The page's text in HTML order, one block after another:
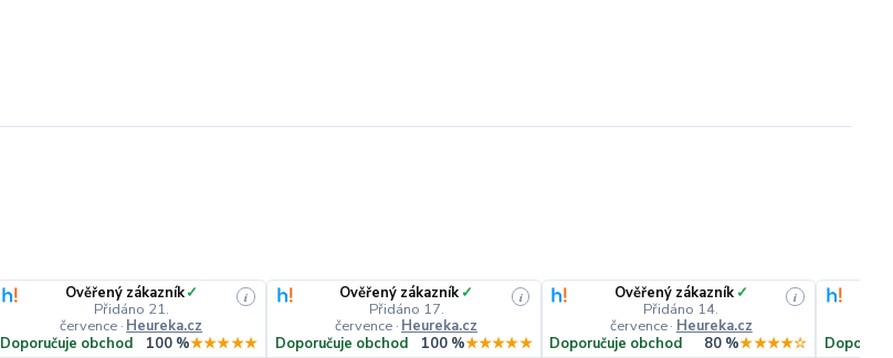
Ověřený zákazník✓
Přidáno 21.
července · Heureka.cz
i
Doporučuje obchod 100 %★★★★★
Ověřený zákazník ✓
Přidáno 17.
července · Heureka.cz
i
Doporučuje obchod 100 %★★★★★
Ověřený zákazník ✓
Přidáno 14.
července· Heureka.cz
i
Doporučuje obchod 80 %★★★★☆